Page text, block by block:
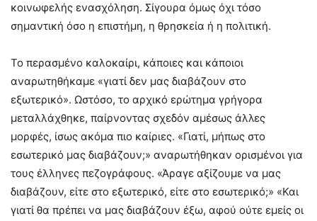
κοινωφελής ενασχόληση. Σίγουρα όμως όχι τόσο
σημαντική όσο η επιστήμη, η θρησκεία ή η πολιτική.
Το περασμένο καλοκαίρι, κάποιες και κάποιοι
αναρωτηθήκαμε «γιατί δεν μας διαβάζουν στο
εξωτερικό». Ωστόσο, το αρχικό ερώτημα γρήγορα
μεταλλάχθηκε, παίρνοντας σχεδόν αμέσως άλλες
μορφές, ίσως ακόμα πιο καίριες. «Γιατί, μήπως στο
εσωτερικό μας διαβάζουν;» αναρωτήθηκαν ορισμένοι για
τους έλληνες πεζογράφους. «Άραγε αξίζουμε να μας
διαβάζουν, είτε στο εξωτερικό, είτε στο εσωτερικό;» «Και
γιατί θα πρέπει να μας διαβάζουν έξω, αφού ούτε εμείς οι